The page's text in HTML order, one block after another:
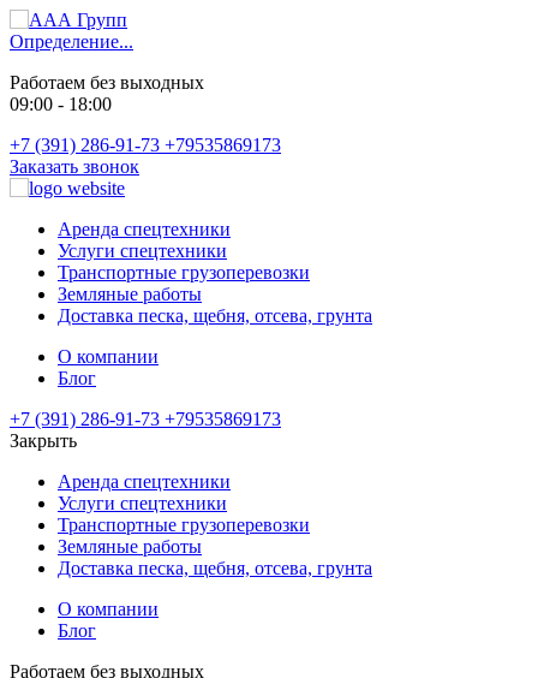
Определение...
Работаем без выходных
09:00 - 18:00
+7 (391) 286-91-73 +79535869173
Заказать звонок
Аренда спецтехники
Услуги спецтехники
Транспортные грузоперевозки
Земляные работы
Доставка песка, щебня, отсева, грунта
О компании
Блог
+7 (391) 286-91-73 +79535869173
Закрыть
Аренда спецтехники
Услуги спецтехники
Транспортные грузоперевозки
Земляные работы
Доставка песка, щебня, отсева, грунта
О компании
Блог
Работаем без выходных